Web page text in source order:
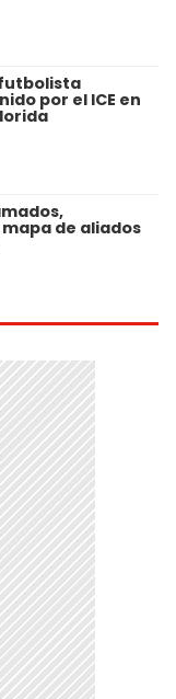
futbolista
por el ICE en
de aliados